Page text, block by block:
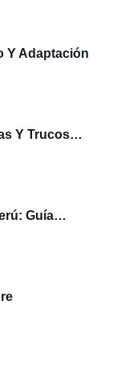
Y Adaptación
Y Trucos…
Guía…